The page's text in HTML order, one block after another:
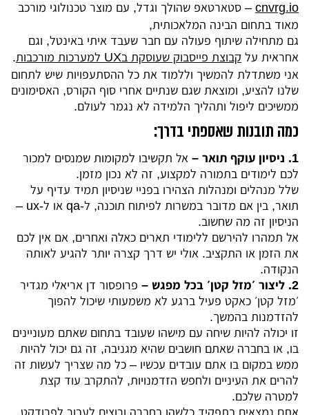
cnvrg.io – סטארטאפ שהולך וגדל, עם מוצר טכנולוגי מורכב
מאוד בתחום הבינה המלאכותית,
גם מתחילה שיתוף פעולה עם חבר שעבד איתי באינטל, וגם
אחראית על קבוצת פייסבוק שעוסקת בUX למערכות מורכבות
.
אני משתדלת להמשיך וללמוד את כל ההסתעפויות שיש לתחום
שלנו להציע, ומוצאת שגם שנתיים אחרי סוף הקורס, האסימונים
ממשיכים ליפול ותהליך הלמידה לא נגמר לעולם.
כמה תובנות שאספתי בדרך:
1. ניסיון עוקף תואר –
אל תקשיבו למקומות שמנסים למכור
לכם לימודים בתמורה למקצוע, זה לא נכון מזמן.
שלל מנהלים ומנהלות הצהירו בפניי שניסיון תמיד עדיף על
תואר, בין אם מדובר במשרות לפיתוח תוכנה, ל-qa או ל-ux –
הניסיון זה מה שחשוב.
אל תמהרו להירשם ללימודי תארים כאלה ואחרים, אם אין לכם
את הזמן או התקציב. אולי יש דרך קצרה יותר להגיע לאותה
הנקודה.
2. ליצור ׳מזל קטן׳ בכל מפגש –
פרופסור דן אריאלי מגדיר
׳מזל קטן׳ כאקט פעיל ברגע לא משמעותי שיכול להפוך
להזדמנות בהמשך.
זו יכולה להיות שיחה עם מישהו שעובד בתחום שאתם מעוניינים
בו, או בחברה שאתם חושבים שהיא מגניבה, זה גם יכול להיות
ממש במקום בו אתם עובדים עכשיו – כל מה שצריך לעשות זה
להרים את העיניים ולחפש הזדמנויות, להתקרב עוד קצת
למטרה שלכם.